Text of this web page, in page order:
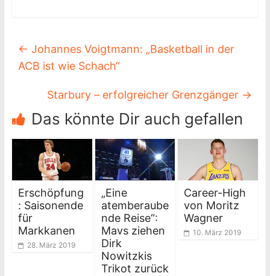
← Johannes Voigtmann: „Basketball in der
ACB ist wie Schach“
Starbury – erfolgreicher Grenzgänger →
Das könnte Dir auch gefallen
Erschöpfung
: Saisonende
für
Markkanen
28. März 2019
„Eine
atemberaube
nde Reise“:
Mavs ziehen
Dirk
Nowitzkis
Trikot zurück
Career-High
von Moritz
Wagner
10. März 2019